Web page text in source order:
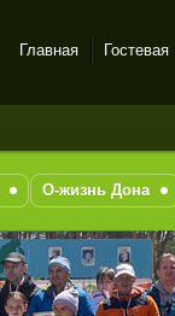
Главная Гостевая
О-жизнь Дона